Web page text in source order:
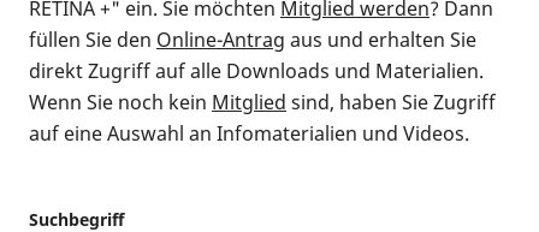
RETINA +" ein. Sie möchten Mitglied werden? Dann
füllen Sie den Online-Antrag aus und erhalten Sie
direkt Zugriff auf alle Downloads und Materialien.
Wenn Sie noch kein Mitglied sind, haben Sie Zugriff
auf eine Auswahl an Infomaterialien und Videos.
Suchbegriff